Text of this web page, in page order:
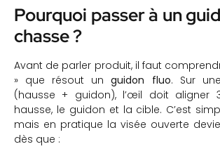
Pourquoi passer à un
chasse ?
Avant de parler produit, il faut
» que résout unguidon fluo. Sur
(hausse + guidon), l’œil doit aligner
hausse, le guidon et la cible. C’est
mais en pratique la visée ouverte
dès que :